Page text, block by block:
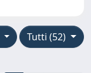
Tutti (52)